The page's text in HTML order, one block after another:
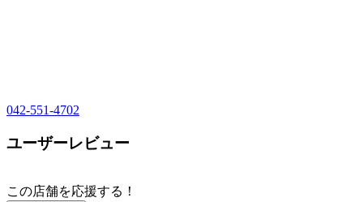
042-551-4702
ユーザーレビュー
この店舗を応援する！